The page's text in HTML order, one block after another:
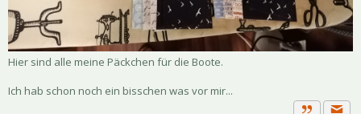
Hier sind alle meine Päckchen für die Boote.
Ich hab schon noch ein bisschen was vor mir...